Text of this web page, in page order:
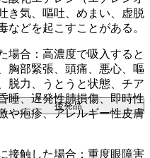
き気、嘔吐、めまい、虚脱
などを起こすことがある。
合：高濃度で吸入すると
胸部緊張、頭痛、悪心、嘔
脱力、うとうと状態、チア
睡、遅発性肺損傷、即時性
や疱疹、アレルギー性皮膚
触した場合：重度眼障害
後発品